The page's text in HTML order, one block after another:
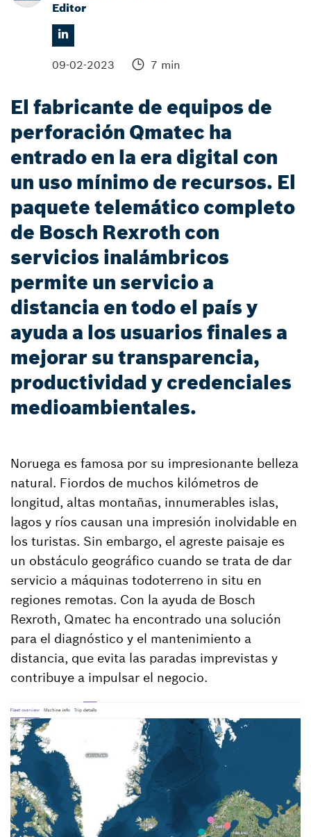
Editor
09-02-2023 7 min
El fabricante de equipos de
perforación Qmatec ha
entrado en la era digital con
un uso mínimo de recursos. El
paquete telemático completo
de Bosch Rexroth con
servicios inalámbricos
permite un servicio a
distancia en todo el país y
ayuda a los usuarios finales a
mejorar su transparencia,
productividad y credenciales
medioambientales.
Noruega es famosa por su impresionante belleza
natural. Fiordos de muchos kilómetros de
longitud, altas montañas, innumerables islas,
lagos y ríos causan una impresión inolvidable en
los turistas. Sin embargo, el agreste paisaje es
un obstáculo geográfico cuando se trata de dar
servicio a máquinas todoterreno in situ en
regiones remotas. Con la ayuda de Bosch
Rexroth, Qmatec ha encontrado una solución
para el diagnóstico y el mantenimiento a
distancia, que evita las paradas imprevistas y
contribuye a impulsar el negocio.